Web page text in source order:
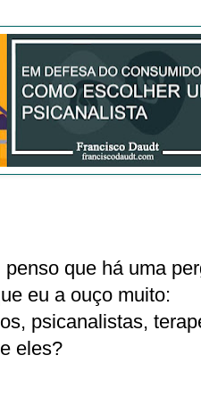
que há uma
eu a ouço muito:
psicanalistas,
eles?